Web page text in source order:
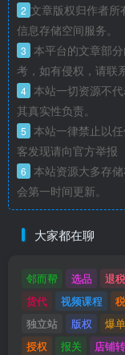
2 文章版权归作者
信息存储空间服务。
3 本平台的文章部
考，如有侵权，请联
4 本站一切资源不
其真实性负责。
5 本站一律禁止以
客发现请向官方举报
6 本站资源大多存
会第一时间更新。
大家都在聊
邻而帮 选品 退税
货代
视频课程
独立站
版权 爆单
授权
报关 店铺